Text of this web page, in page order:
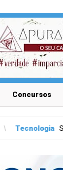
Concursos
de